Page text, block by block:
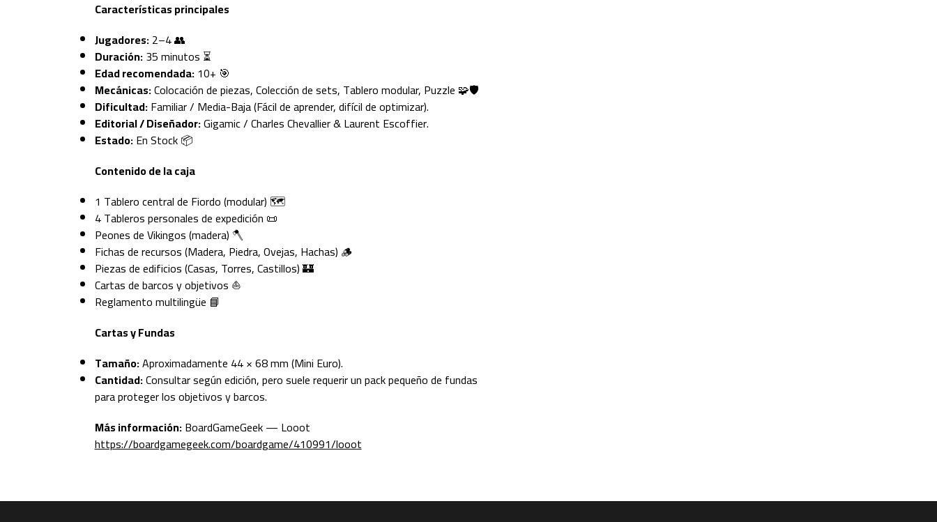
Características principales
Jugadores:2–4 👥
Duración:35 minutos ⏳
Edad recomendada:10+ 🎯
Mecánicas:Colocación de piezas, Colección de sets, Tablero modular, Puzzle 🧩🛡️
Dificultad:Familiar / Media-Baja (Fácil de aprender, difícil de optimizar).
Editorial / Diseñador:Gigamic / Charles Chevallier & Laurent Escoffier.
Estado:En Stock 📦
Contenido de la caja
1 Tablero central de Fiordo (modular) 🗺️
4 Tableros personales de expedición 📜
Peones de Vikingos (madera) 🪓
Fichas de recursos (Madera, Piedra, Ovejas, Hachas) 🪵
Piezas de edificios (Casas, Torres, Castillos) 🏰
Cartas de barcos y objetivos ⛵
Reglamento multilingüe 📘
Cartas y Fundas
Tamaño:Aproximadamente 44 × 68 mm (Mini Euro).
Cantidad:Consultar según edición, pero suele requerir un pack pequeño de fundas
para proteger los objetivos y barcos.
Más información:BoardGameGeek — Looot
https://boardgamegeek.com/boardgame/410991/looot